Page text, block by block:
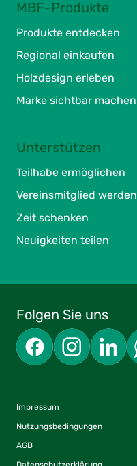
MBF-Produkte
Produkte entdecken
Regional einkaufen
Holzdesign erleben
Marke sichtbar machen
Unterstützen
Teilhabe ermöglichen
Vereinsmitglied werden
Zeit schenken
Neuigkeiten teilen
Folgen Sie uns
Impressum
Nutzungsbedingungen
AGB